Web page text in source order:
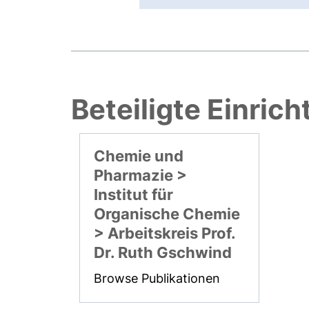
Beteiligte
Chemie und
Pharmazie >
Institut für
Organische Chemie
> Arbeitskreis Prof.
Dr. Ruth Gschwind
Browse Publikationen